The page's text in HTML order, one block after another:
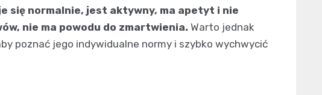
się normalnie, jest aktywny, ma apetyt i nie
nie ma powodu do zmartwienia. Warto jednak
poznać jego indywidualne normy i szybko wychwycić